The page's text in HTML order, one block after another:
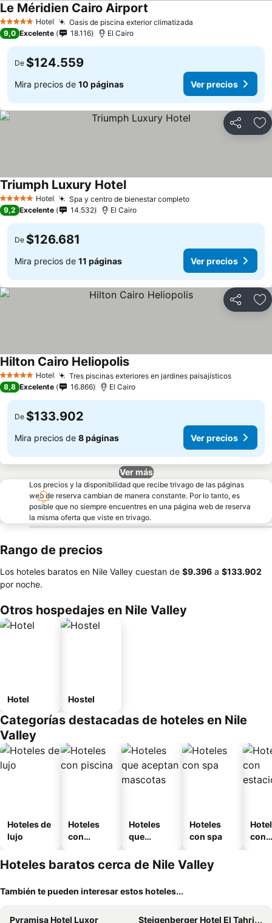
5 Estrellas Hotel Oasis de piscina exterior climatizada
Le Méridien Cairo Airport
9,0 Excelente 18.116 El Cairo
De $124.559
Mira precios de 10 páginas Ver precios
Compartir
5 Estrellas Hotel Spa y centro de bienestar completo
Triumph Luxury Hotel
9,2 Excelente 14.532 El Cairo
De $126.681
Mira precios de 11 páginas Ver precios
Compartir
5 Estrellas Hotel Tres piscinas exteriores en jardines paisajísticos
Hilton Cairo Heliopolis
8,8 Excelente 16.866 El Cairo
De $133.902
Mira precios de 8 páginas Ver precios
Ver más
Los precios y la disponibilidad que recibe trivago de las páginas
web de reserva cambian de manera constante. Por lo tanto, es
posible que no siempre encuentres en una página web de reserva
la misma oferta que viste en trivago.
Rango de precios
Los hoteles baratos en Nile Valley cuestan de ‎$9.396 a ‎$133.902
por noche.
Otros hospedajes en Nile Valley
Hotel Hostel
Categorías destacadas de hoteles en Nile
Valley
Hoteles de
lujo
Hoteles
con
Hoteles
que
mascotas
Hoteles
con spa
con
Hoteles baratos cerca de Nile Valley
También te pueden interesar estos hoteles...
Pyramisa Hotel Luxor
Steigenberger Hotel El Tahrir Cairo